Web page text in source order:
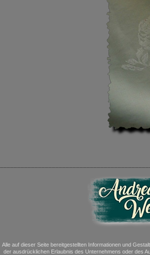
Alle auf dieser Seite bereitgestellten Informationen und
der ausdrücklichen Erlaubnis des Unternehmens oder des